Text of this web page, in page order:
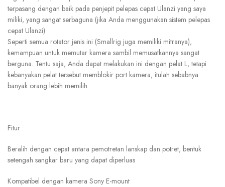
terpasang dengan baik pada penjepit pelepas cepat Ulanzi yang saya
miliki, yang sangat serbaguna (jika Anda menggunakan sistem pelepas
cepat Ulanzi)
Seperti semua rotator jenis ini (Smallrig juga memiliki mitranya),
kemampuan untuk memutar kamera sambil memusatkannya sangat
berguna. Tentu saja, Anda dapat melakukan ini dengan pelat L, tetapi
kebanyakan pelat tersebut memblokir port kamera, itulah sebabnya
banyak orang lebih memilih
Fitur :
Beralih dengan cepat antara pemotretan lanskap dan potret, bentuk
setengah sangkar baru yang dapat diperluas
Kompatibel dengan kamera Sony E-mount